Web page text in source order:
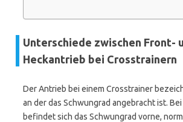
Unterschiede zwischen Front-
Heckantrieb bei Crosstrainern
Der Antrieb bei einem Crosstrainer
an der das Schwungrad angebracht ist. Bei
befindet sich das Schwungrad vorne,